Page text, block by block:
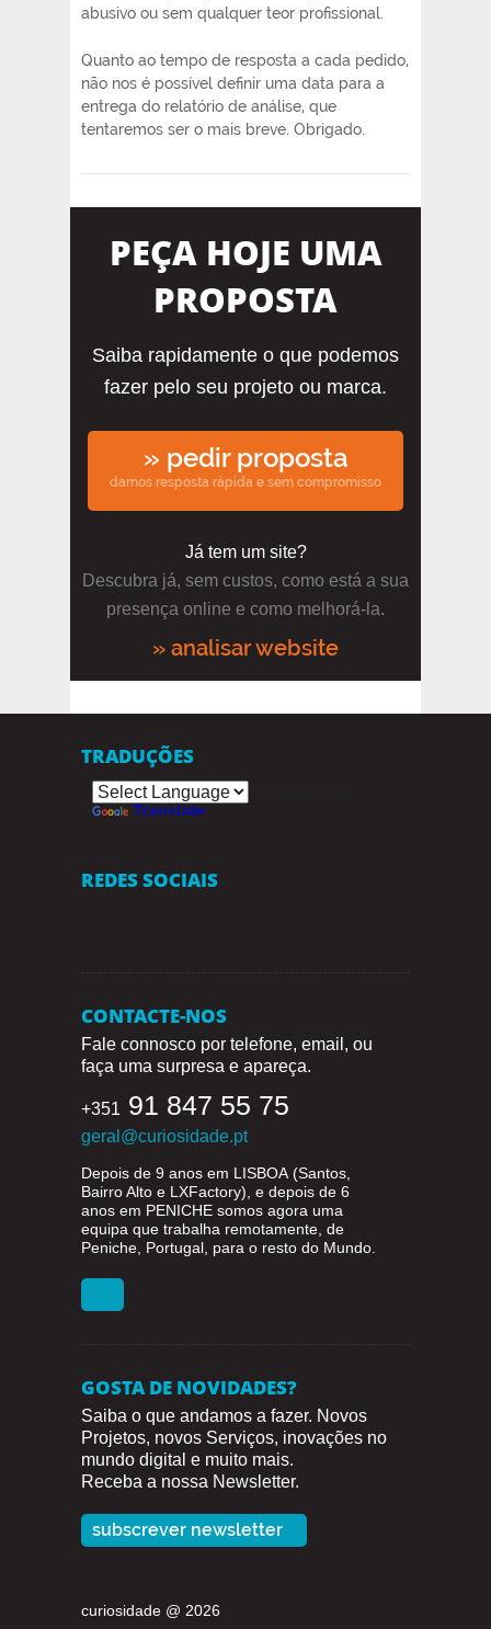
abusivo ou sem qualquer teor profissional.
Quanto ao tempo de resposta a cada pedido,
não nos é possível definir uma data para a
entrega do relatório de análise, que
tentaremos ser o mais breve. Obrigado.
PEÇA HOJE UMA
PROPOSTA
Saiba rapidamente o que podemos
fazer pelo seu projeto ou marca.
» pedir proposta
damos resposta rápida e sem compromisso
Já tem um site?
Descubra já, sem custos, como está a sua
presença online e como melhorá-la.
» analisar website
TRADUÇÕES
Translate
REDES SOCIAIS
CONTACTE-NOS
Fale connosco por telefone, email, ou
faça uma surpresa e apareça.
+351 91 847 55 75
geral@curiosidade.pt
Depois de 9 anos em LISBOA (Santos,
Bairro Alto e LXFactory), e depois de 6
anos em PENICHE somos agora uma
equipa que trabalha remotamente, de
Peniche, Portugal, para o resto do Mundo.
GOSTA DE NOVIDADES?
Saiba o que andamos a fazer. Novos
Projetos, novos Serviços, inovações no
mundo digital e muito mais.
Receba a nossa Newsletter.
subscrever newsletter
curiosidade @ 2026